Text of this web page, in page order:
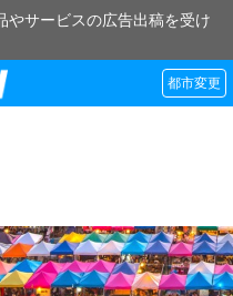
やサービスの広告出稿を受け
都市変更